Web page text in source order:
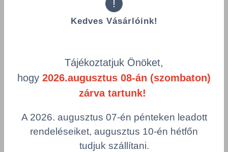
Az Önt érdeklő
termékek
!
Kedves Vásárlóink!
Tájékoztatjuk Önöket,
hogy 2026.augusztus 08-án (szombaton)
zárva tartunk!
A 2026. augusztus 07-én pénteken leadott
rendeléseiket, augusztus 10-én hétfőn
tudjuk szállítani.